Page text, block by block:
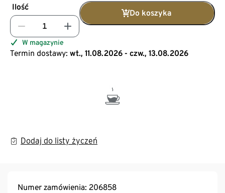
Ilość
Do koszyka
W magazynie
Termin dostawy: wt., 11.08.2026 - czw., 13.08.2026
Dodaj do listy życzeń
Numer zamówienia: 206858